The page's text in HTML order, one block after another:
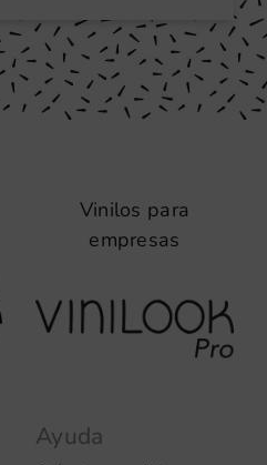
Ayuda
Vinilos para
empresas